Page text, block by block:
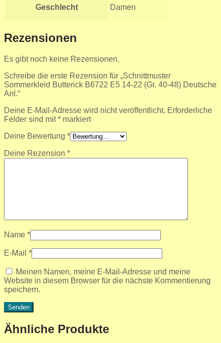
Geschlecht Damen
Rezensionen
Es gibt noch keine Rezensionen.
Schreibe die erste Rezension für „Schnittmuster
Sommerkleid Butterick B6722 E5 14-22 (Gr. 40-48) Deutsche
Anl.“
Deine E-Mail-Adresse wird nicht veröffentlicht. Erforderliche
Felder sind mit* markiert
Deine Bewertung *
Deine Rezension *
Name *
E-Mail *
Meinen Namen, meine E-Mail-Adresse und meine
Website in diesem Browser für die nächste Kommentierung
speichern.
Ähnliche Produkte